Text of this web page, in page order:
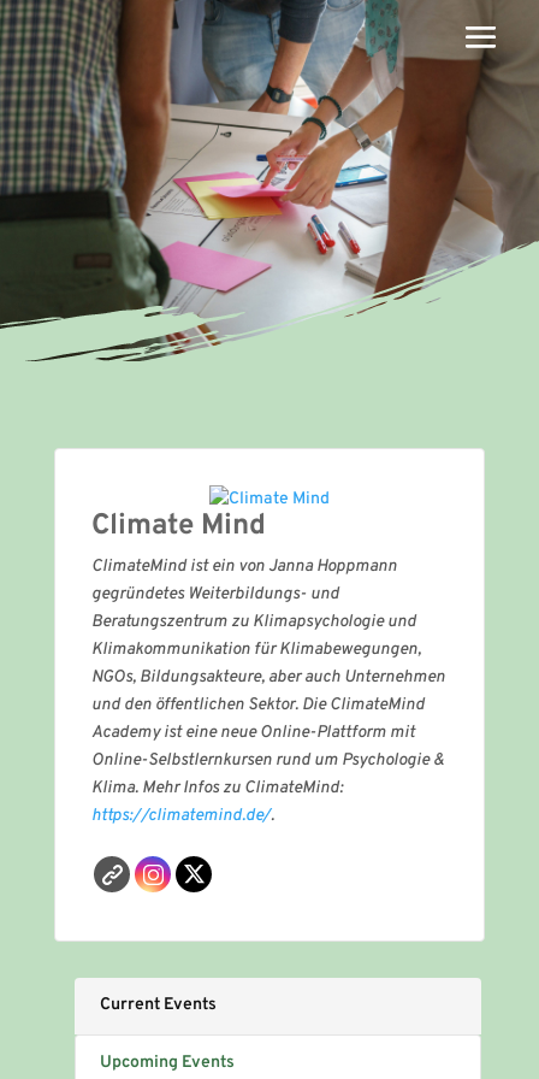
Climate Mind
ClimateMind ist ein von Janna Hoppmann
gegründetes Weiterbildungs- und
Beratungszentrum zu Klimapsychologie und
Klimakommunikation für Klimabewegungen,
NGOs, Bildungsakteure, aber auch Unternehmen
und den öffentlichen Sektor. Die ClimateMind
Academy ist eine neue Online-Plattform mit
Online-Selbstlernkursen rund um Psychologie &
Klima. Mehr Infos zu ClimateMind:
https://climatemind.de/.
Current Events
Upcoming Events